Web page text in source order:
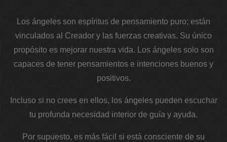
Los ángeles son espíritus de pensamiento puro; están
vinculados al Creador y las fuerzas creativas. Su único
propósito es mejorar nuestra vida. Los ángeles solo son
capaces de tener pensamientos e intenciones buenos y
positivos.
Incluso si no crees en ellos, los ángeles pueden escuchar
tu profunda necesidad interior de guía y ayuda.
Por supuesto, es más fácil si está consciente de su